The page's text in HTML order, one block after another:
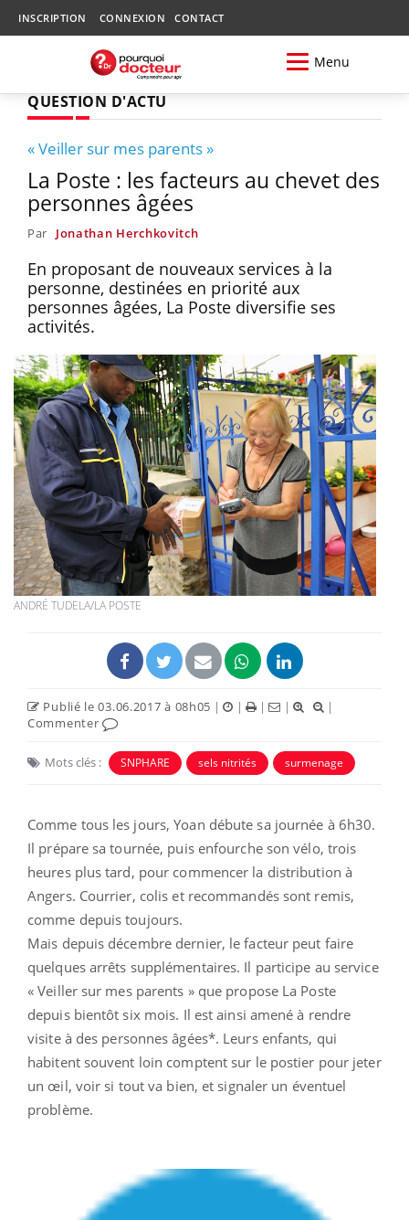
INSCRIPTION CONNEXION CONTACT
Menu
QUESTION D'ACTU
« Veiller sur mes parents »
La Poste : les facteurs au chevet des
personnes âgées
Par Jonathan Herchkovitch
En proposant de nouveaux services à la
personne, destinées en priorité aux
personnes âgées, La Poste diversifie ses
activités.
ANDRÉ TUDELA/LA POSTE
Publié le 03.06.2017 à 08h05 | | | |
|
Commenter
Mots clés : SNPHARE sels nitrités surmenage
Comme tous les jours, Yoan débute sa journée à 6h30.
Il prépare sa tournée, puis enfourche son vélo, trois
heures plus tard, pour commencer la distribution à
Angers. Courrier, colis et recommandés sont remis,
comme depuis toujours.
Mais depuis décembre dernier, le facteur peut faire
quelques arrêts supplémentaires. Il participe au service
« Veiller sur mes parents » que propose La Poste
depuis bientôt six mois. Il est ainsi amené à rendre
visite à des personnes âgées*. Leurs enfants, qui
habitent souvent loin comptent sur le postier pour jeter
un œil, voir si tout va bien, et signaler un éventuel
problème.